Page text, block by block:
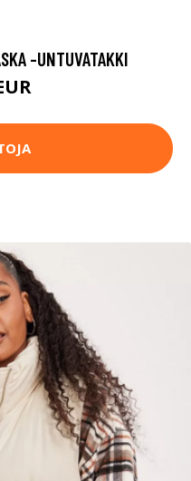
-UNTUVATAKKI